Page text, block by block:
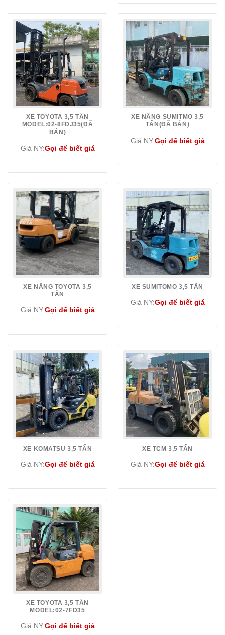
XE TOYOTA 3,5 TẤN
MODEL:02-8FDJ35(ĐÃ
BÁN)
Giá NY:Gọi để biết giá
XE NÂNG SUMITMO 3,5
TẤN(ĐÃ BÁN)
Giá NY:Gọi để biết giá
XE NÂNG TOYOTA 3,5
TẤN
Giá NY:Gọi để biết giá
XE SUMITOMO 3,5 TẤN
Giá NY:Gọi để biết giá
XE KOMATSU 3,5 TẤN
Giá NY:Gọi để biết giá
XE TCM 3,5 TẤN
Giá NY:Gọi để biết giá
XE TOYOTA 3,5 TẤN
MODEL:02-7FD35
Giá NY:Gọi để biết giá